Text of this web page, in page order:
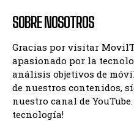
SOBRE NOSOTROS
Gracias por visitar
apasionado por la
análisis objetivos de
de nuestros contenidos,
nuestro canal de
tecnología!